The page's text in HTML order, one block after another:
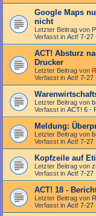
Google Maps
nicht
Letzter Beitrag von
Verfasst in Act! 7-27
ACT! Absturz
Drucker
Letzter Beitrag von
Verfasst in Act! 7-27
Letzter Beitrag von
Verfasst in ACT! 6 -
Meldung:
Letzter Beitrag von
Verfasst in Act! 7-27
Kopfzeile auf
Letzter Beitrag von
Verfasst in Act! 7-27
ACT! 18 -
Letzter Beitrag von
Verfasst in Act! 7-27